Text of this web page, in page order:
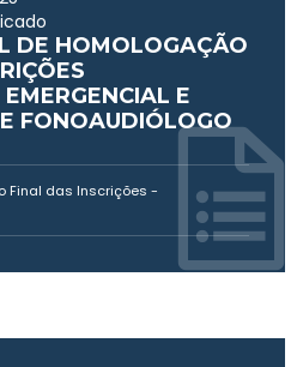
DE HOMOLOGAÇÃO
E
FONOAUDIÓLOGO
Final das Inscrições -